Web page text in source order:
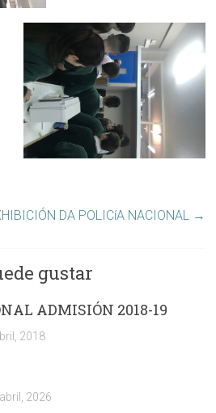
DA POLICíA NACIONAL →
gustar
ADMISIÓN 2018-19
2018
2026